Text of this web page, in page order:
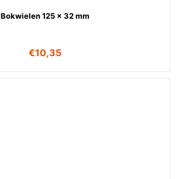
Bokwielen 125 x 32 mm
€10,35